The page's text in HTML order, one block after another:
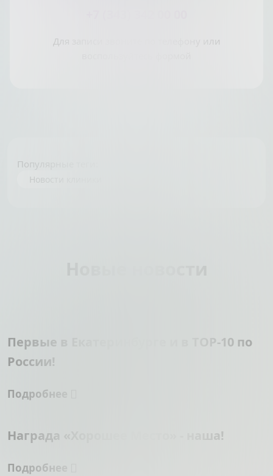
Для записи звоните по телефону или
Популярные теги:
Новости клиники
Первые в Екатеринбурге и в TOP-10 по
России!
Подробнее
Награда «Хорошее Место» - наша!
Подробнее